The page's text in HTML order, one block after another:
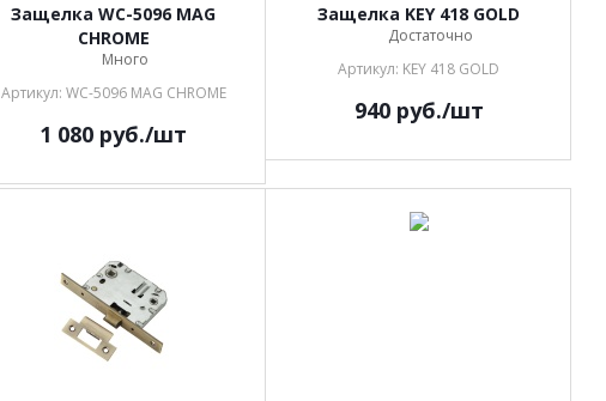
Защелка WC-5096 MAG
CHROME
Много
Артикул: WC-5096 MAG CHROME
1 080 руб./шт
Защелка KEY 418 GOLD
Достаточно
Артикул: KEY 418 GOLD
940руб./шт